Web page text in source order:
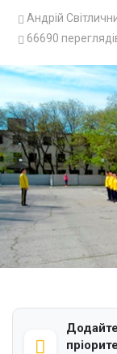
Андрій
66690